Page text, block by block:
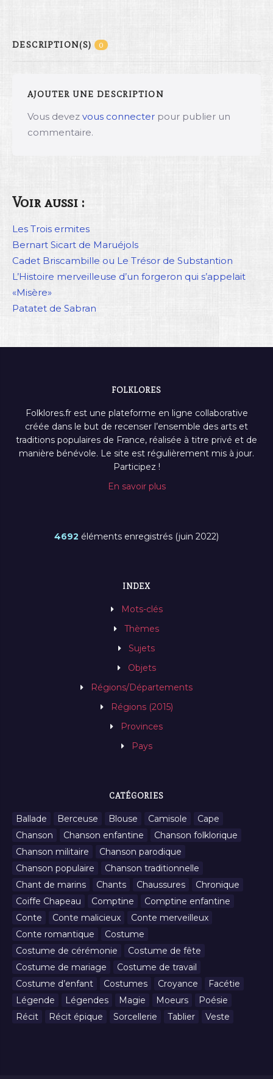
DESCRIPTION(S) 0
AJOUTER UNE DESCRIPTION
Vous devez vous connecter pour publier un
commentaire.
Voir aussi :
Les Trois ermites
Bernart Sicart de Maruéjols
Cadet Briscambille ou Le Trésor de Substantion
L’Histoire merveilleuse d’un forgeron qui s’appelait
«Misère»
Patatet de Sabran
FOLKLORES
Folklores.fr est une plateforme en ligne collaborative
créée dans le but de recenser l’ensemble des arts et
traditions populaires de France, réalisée à titre privé et de
manière bénévole. Le site est régulièrement mis à jour.
Participez !
En savoir plus
4692 éléments enregistrés (juin 2022)
INDEX
Mots-clés
Thèmes
Sujets
Objets
Régions/Départements
Régions (2015)
Provinces
Pays
CATÉGORIES
Ballade Berceuse Blouse Camisole
Cape
Chanson
Chanson enfantine
Chanson folklorique
Chanson militaire
Chanson parodique
Chanson populaire
Chanson traditionnelle
Chant de marins
Chants Chaussures
Chronique
Coiffe Chapeau
Comptine
Comptine enfantine
Conte
Conte malicieux
Conte merveilleux
Conte romantique
Costume
Costume de cérémonie
Costume de fête
Costume de mariage
Costume de travail
Costume d’enfant
Costumes Croyance
Facétie
Légende
Légendes Magie Moeurs
Poésie
Récit
Récit épique Sorcellerie Tablier Veste